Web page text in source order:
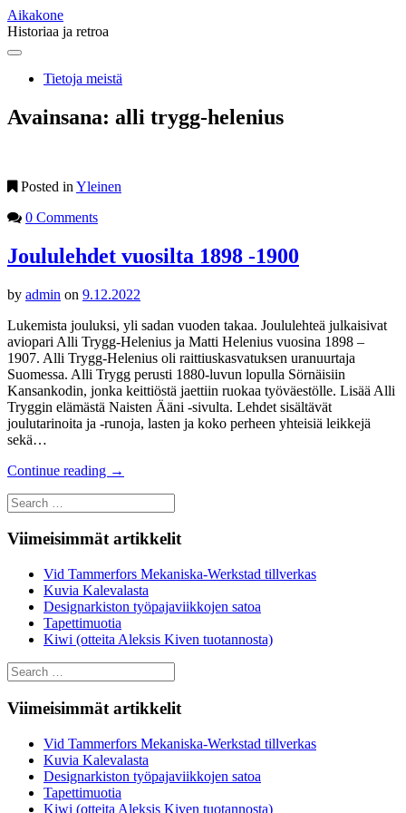
Aikakone
Historiaa ja retroa
Main
Skip
contentTietoja meistä
Avainsana: alli trygg-helenius
Posted in Yleinen
0 Comments
Joululehdet vuosilta 1898 -1900
by admin on 9.12.2022
Lukemista jouluksi, yli sadan vuoden takaa. Joululehteä julkaisivat
aviopari Alli Trygg-Helenius ja Matti Helenius vuosina 1898 –
1907. Alli Trygg-Helenius oli raittiuskasvatuksen uranuurtaja
Suomessa. Alli Trygg perusti 1880-luvun lopulla Sörnäisiin
Kansankodin, jonka keittiöstä jaettiin ruokaa työväestölle. Lisää Alli
Tryggin elämästä Naisten Ääni -sivulta. Lehdet sisältävät
joulutarinoita ja -runoja, lasten ja koko perheen yhteisiä leikkejä
sekä…
Continue reading →
Search
for:
Viimeisimmät artikkelit
Vid Tammerfors Mekaniska-Werkstad tillverkas
Kuvia Kalevalasta
Designarkiston työpajaviikkojen satoa
Tapettimuotia
Kiwi (otteita Aleksis Kiven tuotannosta)
Search
for:
Viimeisimmät artikkelit
Vid Tammerfors Mekaniska-Werkstad tillverkas
Kuvia Kalevalasta
Designarkiston työpajaviikkojen satoa
Tapettimuotia
Kiwi (otteita Aleksis Kiven tuotannosta)